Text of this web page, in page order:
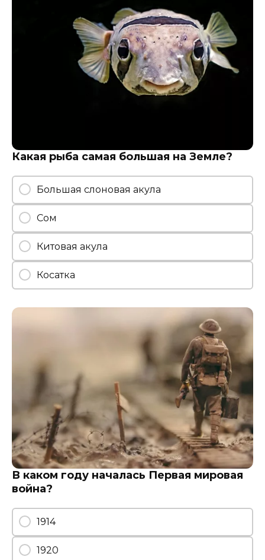
Какая рыба самая большая на Земле?
Большая слоновая акула
Сом
Китовая акула
Косатка
В каком году началась Первая мировая
война?
1914
1920